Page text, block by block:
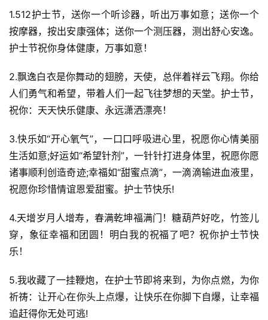
1.512护士节，送你一个听诊器，听出万事如意；送你一个
按摩器，按出安康强体；送你一个测压器，测出舒心安逸。
护士节祝你身体健康，万事如意！
2.飘逸白衣是你舞动的翅膀，天使，总伴着祥云飞翔。你给
人们勇气和希望，带着人们一起飞往梦想的天堂。护士节，
祝你：天天快乐健康、永远潇洒漂亮！
3.快乐如“开心氧气”，一口口呼吸进心里，祝愿你心情美丽
生活如意;好运如“希望针剂”，一针针打进身体里，祝愿你愿
诸事顺利创造奇迹;幸福如“甜蜜点滴”，一滴滴输进血液里，
祝愿你珍惜情谊恩爱甜蜜。护士节快乐!
4.天增岁月人增寿，春满乾坤福满门！糖葫芦好吃，竹签儿
穿，象征幸福和团圆！明白我的祝福了吧？祝你护士节快
乐！
5.我收藏了一挂鞭炮，在护士节即将来到，为你点燃，为你
祈祷：让开心在你头上点爆，让快乐在你脚下自爆，让幸福
追赶得你无处可逃!